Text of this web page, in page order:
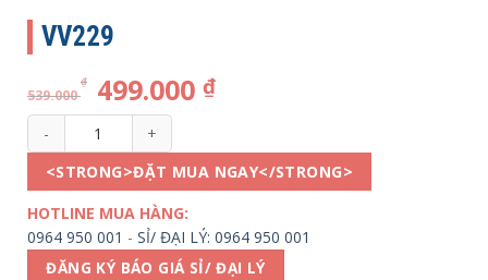
VV229
539.000
₫ 499.000 ₫
VV229 số lượng
<STRONG>ĐẶT MUA NGAY</STRONG>
HOTLINE MUA HÀNG:
0964 950 001 - SỈ/ ĐẠI LÝ: 0964 950 001
ĐĂNG KÝ BÁO GIÁ SỈ/ ĐẠI LÝ